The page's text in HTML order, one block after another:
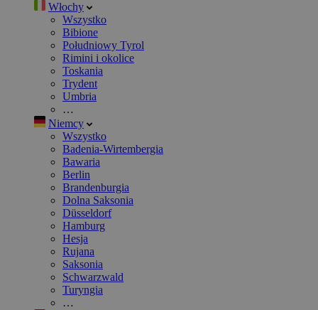
Włochy
Wszystko
Bibione
Południowy Tyrol
Rimini i okolice
Toskania
Trydent
Umbria
…
Niemcy
Wszystko
Badenia-Wirtembergia
Bawaria
Berlin
Brandenburgia
Dolna Saksonia
Düsseldorf
Hamburg
Hesja
Rujana
Saksonia
Schwarzwald
Turyngia
…